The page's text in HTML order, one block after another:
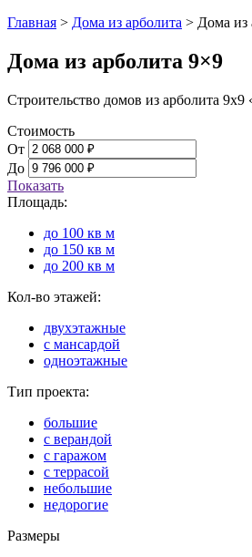
Главная > Дома из арболита > Дома из
Дома из арболита 9×9
Строительство домов из арболита
Стоимость
От
До
Показать
Площадь:
до 100 кв м
до 150 кв м
до 200 кв м
Кол-во этажей:
двухэтажные
с мансардой
одноэтажные
Тип проекта:
большие
с верандой
с гаражом
с террасой
небольшие
недорогие
Размеры